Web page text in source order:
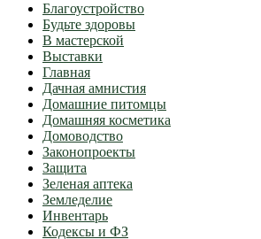
Благоустройство
Будьте здоровы
В мастерской
Выставки
Главная
Дачная амнистия
Домашние питомцы
Домашняя косметика
Домоводство
Законопроекты
Защита
Зеленая аптека
Земледелие
Инвентарь
Кодексы и ФЗ